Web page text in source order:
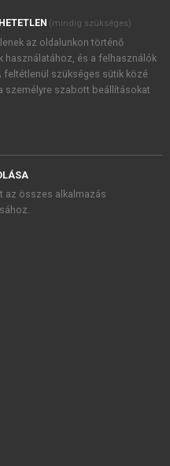
foglaltakat tudomásul
, valamint a szotar.netés a
foglaltakat
(mindig szükséges)
az oldalunkon történő
használatához, és a felhasználók
feltétlenül szükséges sütik közé
személyre szabott beállításokat
az összes alkalmazás